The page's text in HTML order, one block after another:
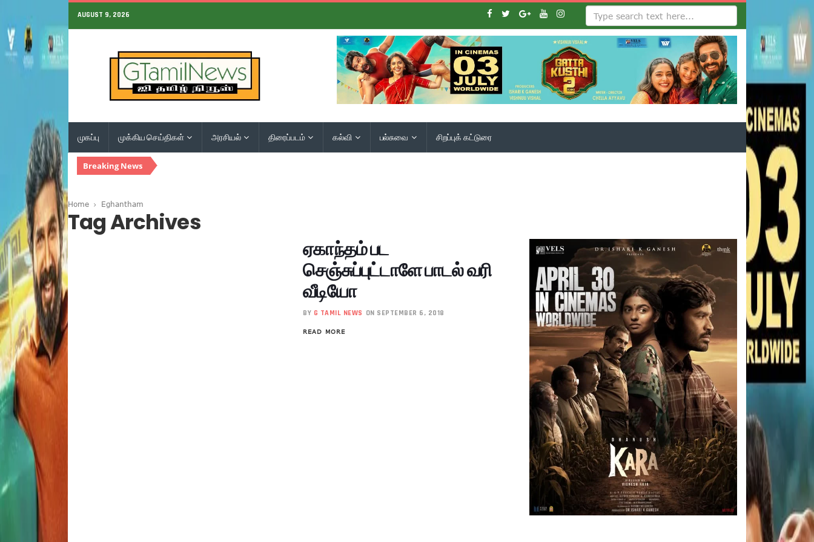
AUGUST 9, 2026
முகப்பு முக்கிய செய்திகள் அரசியல் திரைப்படம் கல்வி பல்சுவை சிறப்புக் கட்டுரை
Breaking News
Home Eghantham
Tag Archives
ஏகாந்தம் பட
செஞ்சுப்புட்டாளே பாடல் வரி
வீடியோ
BY G TAMIL NEWS ON SEPTEMBER 6, 2018
READ MORE